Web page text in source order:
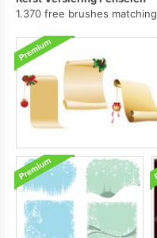
1.370 free brushes matching